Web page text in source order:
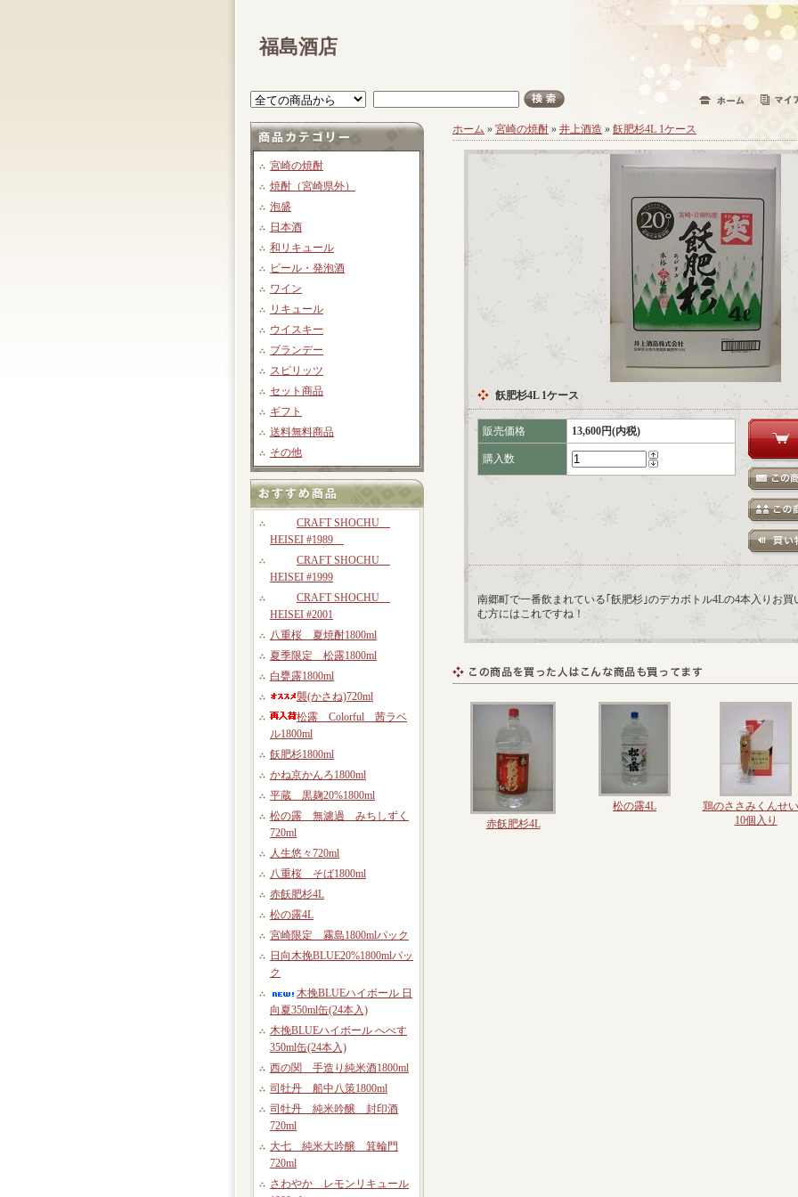
福島酒店
宮崎の焼酎
焼酎（宮崎県外）
泡盛
日本酒
和リキュール
ビール・発泡酒
ワイン
リキュール
ウイスキー
ブランデー
スピリッツ
セット商品
ギフト
送料無料商品
その他
CRAFT SHOCHU
HEISEI #1989
CRAFT SHOCHU
HEISEI #1999
CRAFT SHOCHU
HEISEI #2001
八重桜 夏焼酎1800ml
夏季限定 松露1800ml
白甕露1800ml
襲(かさね)720ml
松露 Colorful 茜ラベ
ル1800ml
飫肥杉1800ml
かね京かんろ1800ml
平蔵 黒麹20%1800ml
松の露 無濾過 みちしずく
720ml
人生悠々720ml
八重桜 そば1800ml
赤飫肥杉4L
松の露4L
宮崎限定 霧島1800mlパック
日向木挽BLUE20%1800mlパッ
ク
木挽BLUEハイボール 日
向夏350ml缶(24本入)
木挽BLUEハイボール へべす
350ml缶(24本入)
西の関 手造り純米酒1800ml
司牡丹 船中八策1800ml
司牡丹 純米吟醸 封印酒
720ml
大七 純米大吟醸 箕輪門
720ml
さわやか レモンリキュール
ホーム » 宮崎の焼酎 » 井上酒造 » 飫肥杉4L 1ケース
飫肥杉4L 1ケース
販売価格 13,600円(内税)
購入数
南郷町で一番飲まれている｢飫肥杉｣のデカボトル4Lの4本入りお
む方にはこれですね！
赤飫肥杉4L
松の露4L
鶏のささみくん
10個入り